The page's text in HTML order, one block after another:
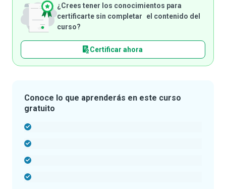
¿Crees tener los conocimientos para
certificarte sin completar el contenido del
curso?
Certificar ahora
Conoce lo que aprenderás en este curso
gratuito